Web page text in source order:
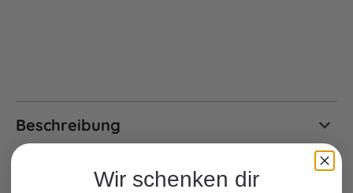
Beschreibung
Wir schenken dir